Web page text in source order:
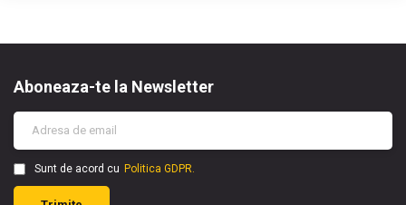
Aboneaza-te la Newsletter
Sunt de acord cu Politica GDPR.